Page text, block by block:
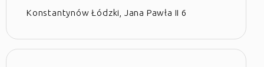
Konstantynów Łódzki, Jana Pawła II 6